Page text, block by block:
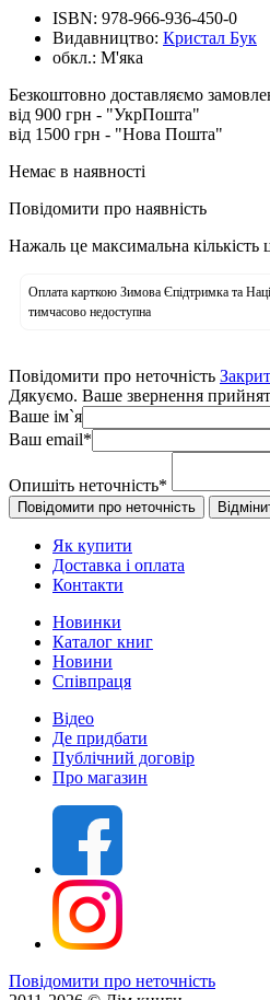
ISBN: 978-966-936-450-0
Видавництво: Кристал Бук
обкл.: М'яка
Безкоштовно доставляємо
від 900 грн - "УкрПошта"
від 1500 грн - "Нова Пошта"
Немає в наявності
Повідомити про наявність
Нажаль це максимальна
Оплата карткою Зимова Єпідтримка та
тимчасово недоступна
Повідомити про неточність
Дякуємо. Ваше звернення
Ваше ім`я
Ваш email*
Опишіть неточність*
Як купити
Доставка і оплата
Контакти
Новинки
Каталог книг
Новини
Співпраця
Відео
Де придбати
Публічний договір
Про магазин
Повідомити про неточність